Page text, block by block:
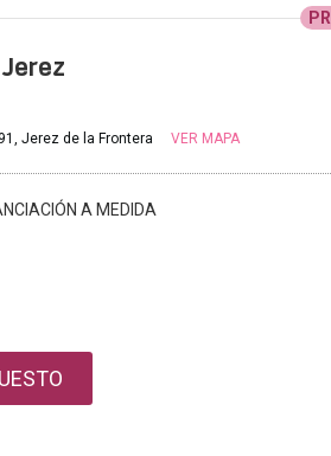
Jerez de la Frontera VER MAPA
A MEDIDA